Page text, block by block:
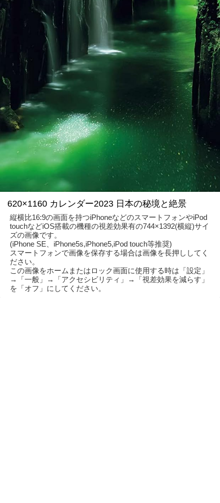
620×1160 カレンダー2023 日本の秘境と絶景
縦横比16:9の画面を持つiPhoneなどのスマートフォンやiPod
touchなどiOS搭載の機種の視差効果有の744×1392(横縦)サイ
ズの画像です。
(iPhone SE、iPhone5s,iPhone5,iPod touch等推奨)
スマートフォンで画像を保存する場合は画像を長押ししてく
ださい。
この画像をホームまたはロック画面に使用する時は「設定」
→「一般」→「アクセシビリティ」→「視差効果を減らす」
を「オフ」にしてください。